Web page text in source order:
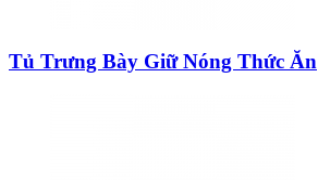
Tủ Trưng Bày Giữ Nóng Thức Ăn